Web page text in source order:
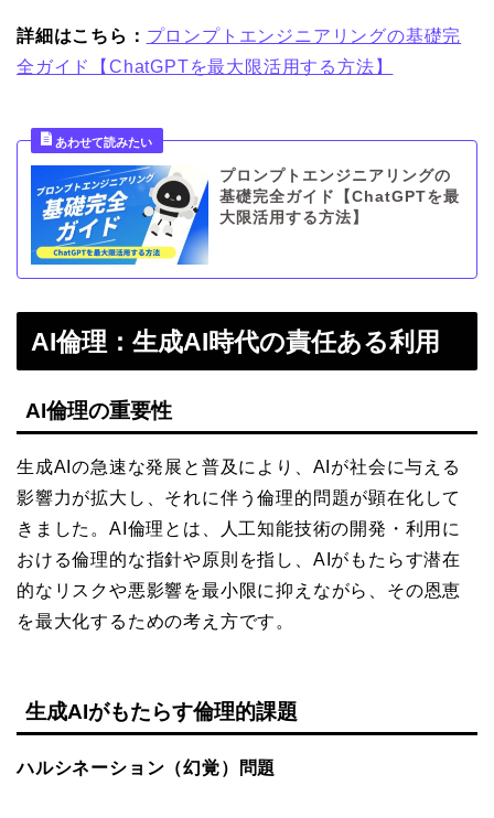
詳細はこちら： プロンプトエンジニアリングの基礎完
全ガイド【ChatGPTを最大限活用する方法】
プロンプトエンジニアリングの
基礎完全ガイド【ChatGPTを最
大限活用する方法】
AI倫理：生成AI時代の責任ある利用
AI倫理の重要性
生成AIの急速な発展と普及により、AIが社会に与える
影響力が拡大し、それに伴う倫理的問題が顕在化して
きました。AI倫理とは、人工知能技術の開発・利用に
おける倫理的な指針や原則を指し、AIがもたらす潜在
的なリスクや悪影響を最小限に抑えながら、その恩恵
を最大化するための考え方です。
生成AIがもたらす倫理的課題
ハルシネーション（幻覚）問題